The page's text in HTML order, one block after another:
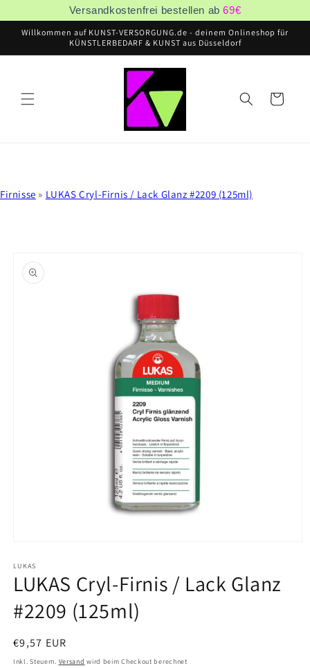
Versandkostenfrei bestellen ab69€
Inhalt
Willkommen auf KUNST-VERSORGUNG.de - deinem Onlineshop für
KÜNSTLERBEDARF & KUNST aus Düsseldorf
Warenkorb
Firnisse » LUKAS Cryl-Firnis / Lack Glanz #2209 (125ml)
in
Modal
öffnen
LUKAS
LUKAS Cryl-Firnis / Lack Glanz
#2209 (125ml)
Normaler
Preis
€9,57 EUR
Inkl. Steuern. Versand wird beim Checkout berechnet